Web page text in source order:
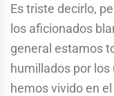
Es triste decirlo,
los aficionados
general estamos
humillados por
hemos vivido en